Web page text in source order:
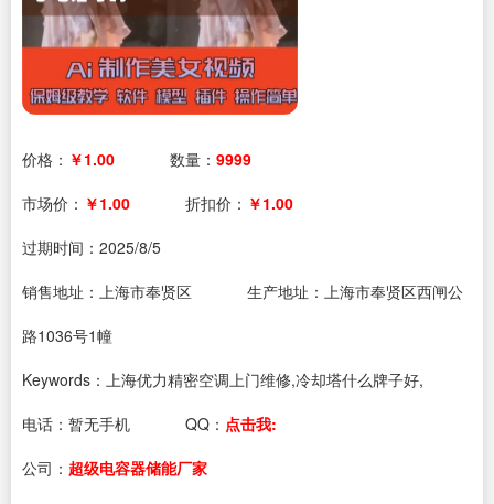
价格： ￥1.00 数量： 9999
市场价： ￥1.00 折扣价： ￥1.00
过期时间： 2025/8/5
销售地址：上海市奉贤区
生产地址：上海市奉贤区西闸公
路1036号1幢
Keywords：上海优力精密空调上门维修,冷却塔什么牌子好,
电话： 暂无手机 QQ： 点击我:
公司： 超级电容器储能厂家